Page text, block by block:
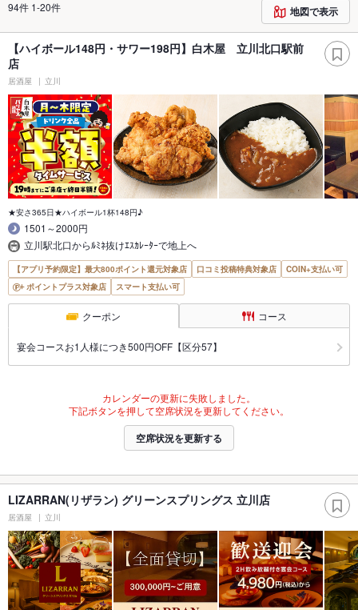
94件 1-20件 地図で表示
【ハイボール148円・サワー198円】白木屋 立川北口駅前
店
居酒屋 立川
★安さ365日★ハイボール1杯148円♪
1501～2000円
立川駅北口からﾙﾐﾈ抜けｴｽｶﾚｰﾀｰで地上へ
【アプリ予約限定】最大800ポイント還元対象店 口コミ投稿特典対象店
COIN+支払い可
ポイントプラス対象店
スマート支払い可
クーポン コース
宴会コースお1人様につき500円OFF【区分57】
カレンダーの更新に失敗しました。
下記ボタンを押して空席状況を更新してください。
空席状況を更新する
LIZARRAN(リザラン) グリーンスプリングス 立川店
居酒屋 立川